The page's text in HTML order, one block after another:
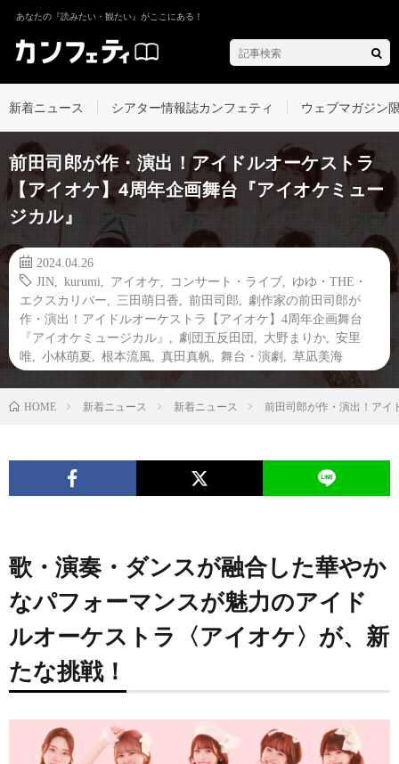
あなたの『読みたい・観たい』がここにある！
新着ニュース シアター情報誌カンフェティ ウェブマガジン
前田司郎が作・演出！アイドルオーケストラ
【アイオケ】4周年企画舞台『アイオケミュー
ジカル』
2024.04.26
JIN
kurumi アイオケ コンサート・ライブ
ゆゆ・THE・
エクスカリバー
三田萌日香 前田司郎
劇作家の前田司郎が
作・演出！アイドルオーケストラ【アイオケ】4周年企画舞台
『アイオケミュージカル』
劇団五反田団 大野まりか
安里
唯
小林萌夏 根本流風 真田真帆 舞台・演劇 草凪美海
HOME 新着ニュース 新着ニュース 前田司郎が作・演出！アイ
歌・演奏・ダンスが融合した華やか
なパフォーマンスが魅力のアイド
ルオーケストラ〈アイオケ〉が、新
たな挑戦！